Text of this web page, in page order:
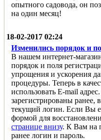
опытного садовода, он
на один месяц!
18-02-2017 02:24
Изменились порядок и
В нашем интернет-
порядок и поля
упрощения и ускорения
процедуры. Теперь в
использовать E-mail
зарегистрированы ранее,
текущий логин. Если Вы
формой для
странице внизу. К Вам на
ранее логин и пароль.